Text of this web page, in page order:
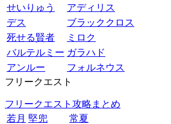
せいりゅう
アディリス
デス
ブラッククロス
死せる賢者
ミロク
バルテルミー ガラハド
アンルー
フォルネウス
フリークエスト
フリークエスト攻略まとめ
若月 堅兜
常夏